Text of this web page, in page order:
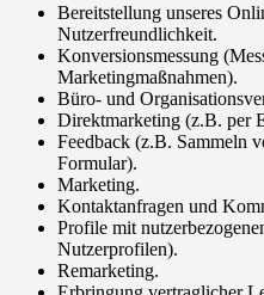
Bereitstellung unseres
Nutzerfreundlichkeit.
Konversionsmessung
Marketingmaßnahmen).
Büro- und
Direktmarketing (z.B. per
Feedback (z.B. Sammeln
Formular).
Marketing.
Kontaktanfragen und
Profile mit
Nutzerprofilen).
Remarketing.